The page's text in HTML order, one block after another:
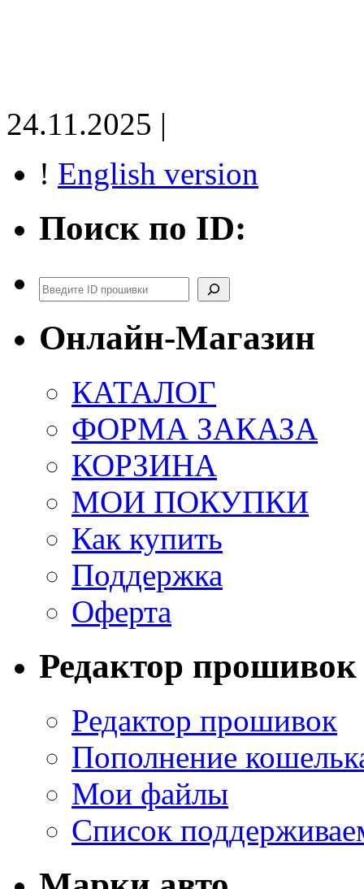
24.11.2025 |
! English version
Поиск по ID:
Поиск
Онлайн-Магазин
КАТАЛОГ
ФОРМА ЗАКАЗА
КОРЗИНА
МОИ ПОКУПКИ
Как купить
Поддержка
Оферта
Редактор прошивок
Редактор прошивок
Пополнение
Мои файлы
Список